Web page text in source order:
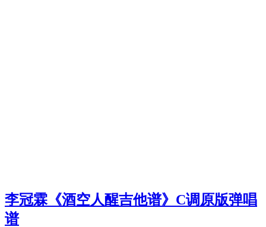
李冠霖《酒空人醒吉他谱》C调原版弹唱
谱